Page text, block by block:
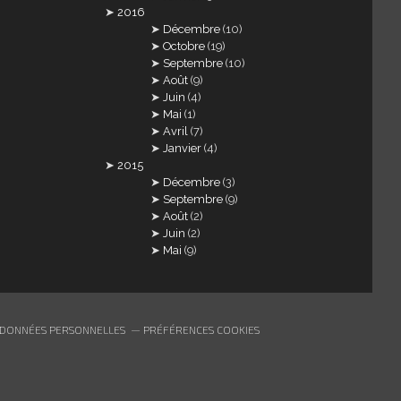
2016
Décembre (10)
Octobre (19)
Septembre (10)
Août (9)
Juin (4)
Mai (1)
Avril (7)
Janvier (4)
2015
Décembre (3)
Septembre (9)
Août (2)
Juin (2)
Mai (9)
PERSONNELLES PRÉFÉRENCES COOKIES